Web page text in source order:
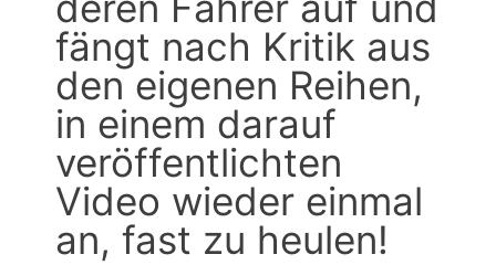
fängt nach Kritik aus
den eigenen Reihen,
in einem darauf
veröffentlichten
Video wieder einmal
an, fast zu heulen!